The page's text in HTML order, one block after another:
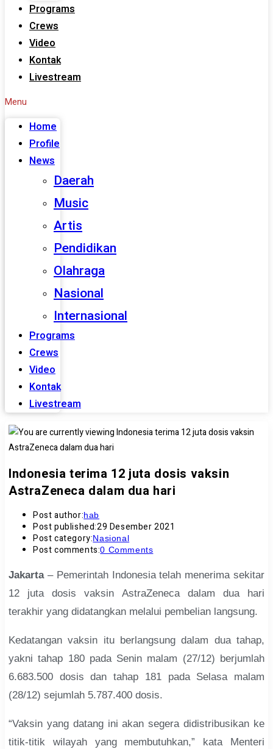
Programs
Crews
Video
Kontak
Livestream
Menu
Home
Profile
News
Daerah
Music
Artis
Pendidikan
Olahraga
Nasional
Internasional
Programs
Crews
Video
Kontak
Livestream
Indonesia terima 12 juta dosis vaksin
AstraZeneca dalam dua hari
Post author:hab
Post published:29 Desember 2021
Post category:Nasional
Post comments:0 Comments
Jakarta– Pemerintah Indonesia telah menerima sekitar
12 juta dosis vaksin AstraZeneca dalam dua hari
terakhir yang didatangkan melalui pembelian langsung.
Kedatangan vaksin itu berlangsung dalam dua tahap,
yakni tahap 180 pada Senin malam (27/12) berjumlah
6.683.500 dosis dan tahap 181 pada Selasa malam
(28/12) sejumlah 5.787.400 dosis.
“Vaksin yang datang ini akan segera didistribusikan ke
titik-titik wilayah yang membutuhkan,” kata Menteri